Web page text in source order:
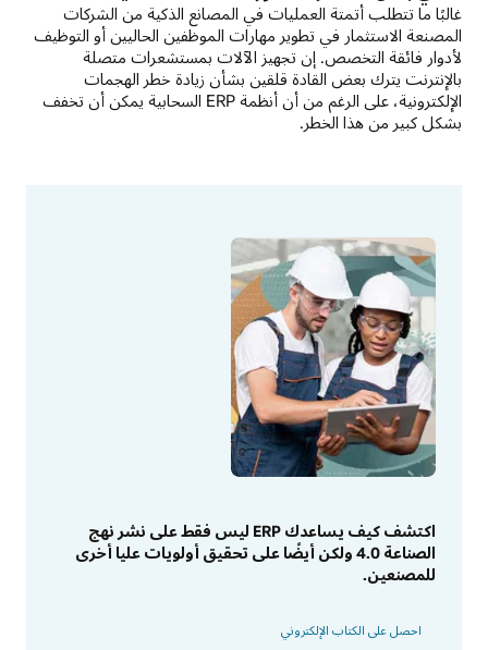
غالبًا ما تتطلب أتمتة العمليات في المصانع الذكية من الشركات
المصنعة الاستثمار في تطوير مهارات الموظفين الحاليين أو التوظيف
لأدوار فائقة التخصص. إن تجهيز الآلات بمستشعرات متصلة
بالإنترنت يترك بعض القادة قلقين بشأن زيادة خطر الهجمات
الإلكترونية، على الرغم من أن أنظمة ERP السحابية يمكن أن تخفف
بشكل كبير من هذا الخطر.
اكتشف كيف يساعدك ERP ليس فقط على نشر نهج
الصناعة 4.0 ولكن أيضًا على تحقيق أولويات عليا أخرى
للمصنعين.
احصل على الكتاب الإلكتروني